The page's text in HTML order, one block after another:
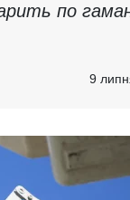
по
9